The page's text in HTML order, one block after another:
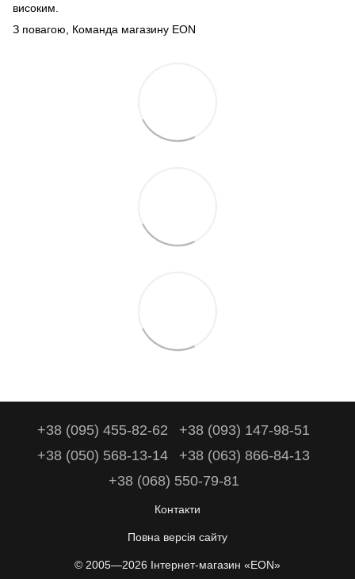
високим.
З повагою, Команда магазину EON
+38 (095) 455-82-62
+38 (093) 147-98-51
+38 (050) 568-13-14
+38 (063) 866-84-13
+38 (068) 550-79-81
Контакти
Повна версія сайту
© 2005—2026 Інтернет-магазин «EON»